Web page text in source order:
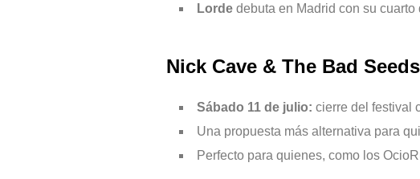
Lorde debuta en Madrid con su cuarto
Nick Cave & The Bad
Sábado 11 de julio: cierre del festival
Una propuesta más alternativa para
Perfecto para quienes, como los